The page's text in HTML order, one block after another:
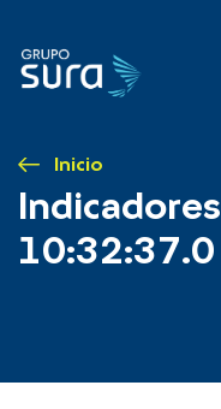
Inicio
10:32:37.0